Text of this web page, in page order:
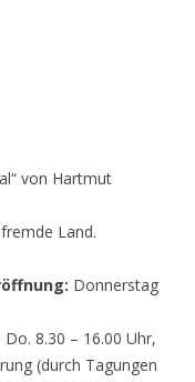
von Hartmut
Land.
Donnerstag
8.30 – 16.00 Uhr,
(durch Tagungen